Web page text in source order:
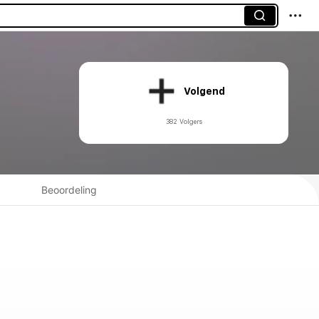
Volgend
382 Volgers
Beoordeling